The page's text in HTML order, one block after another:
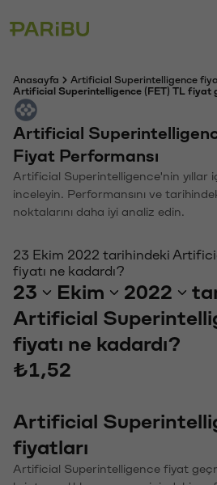
Anasayfa
Artificial Superintelligence
Artificial Superintelligence (FET) TL fiyat
Artificial
Fiyat Performansı
Artificial Superintelligence'nin yıllar
inceleyin. Performansını ve
noktalarını daha iyi analiz edin.
23 Ekim 2022 tarihindeki
fiyatı ne kadardı?
23 Ekim 2022
Artificial
fiyatı ne kadardı?
₺1,52
Artificial
fiyatları
Artificial Superintelligence fiyat